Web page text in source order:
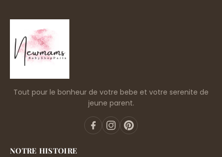
Tout pour le bonheur de votre bebe et votre serenite de
jeune parent.
NOTRE HISTOIRE